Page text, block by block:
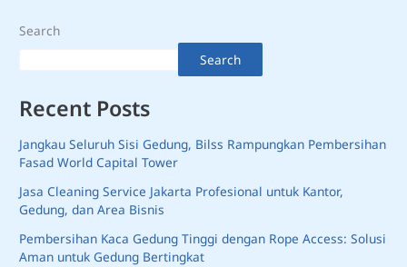
Search
Search
Recent Posts
Jangkau Seluruh Sisi Gedung, Bilss Rampungkan Pembersihan
Fasad World Capital Tower
Jasa Cleaning Service Jakarta Profesional untuk Kantor,
Gedung, dan Area Bisnis
Pembersihan Kaca Gedung Tinggi dengan Rope Access: Solusi
Aman untuk Gedung Bertingkat